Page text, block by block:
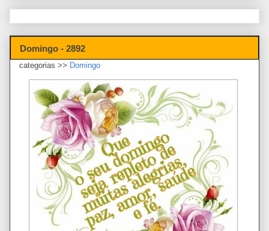
Domingo - 2892
categorias >> Domingo